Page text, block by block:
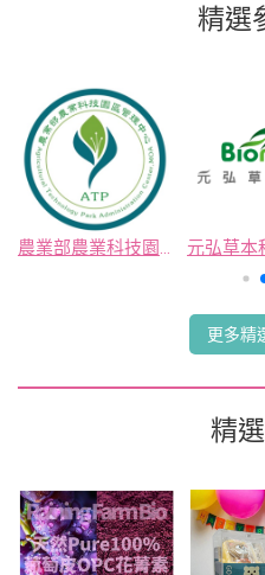
精選
農業部農業科技園區
更多精
精